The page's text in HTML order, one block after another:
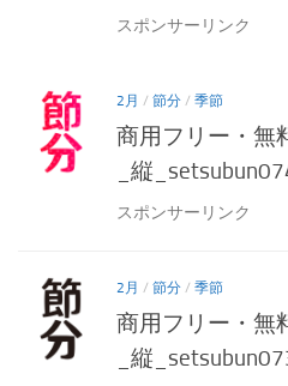
スポンサーリンク
2月 / 節分 / 季節
商用フリー・無
_縦
スポンサーリンク
2月 / 節分 / 季節
商用フリー・無
_縦